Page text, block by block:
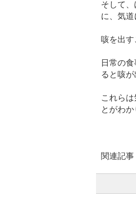
そして
に、気道
咳を出す
日常の
ると咳が
これら
とがわか
関連記事